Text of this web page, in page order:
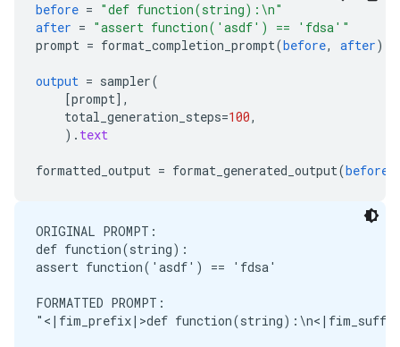
before = "def function(string):\n"
after = "assert function('asdf') == 'fdsa'"
prompt = format_completion_prompt(before, after)
output = sampler(
[prompt] ,
total_generation_steps=100,
). text
formatted_output = format_generated_output(before
ORIGINAL PROMPT:
def function(string):
assert function('asdf') == 'fdsa'
FORMATTED PROMPT:
"<|fim_prefix|>def